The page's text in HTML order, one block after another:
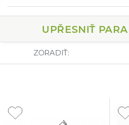
UPŘESNIŤ
ZORADIŤ: